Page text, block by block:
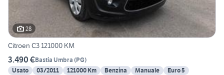
28
Citroen C3 121000 KM
3.490 €Bastia Umbra (PG)
Usato
03/2011 121000 Km Benzina Manuale
Euro 5